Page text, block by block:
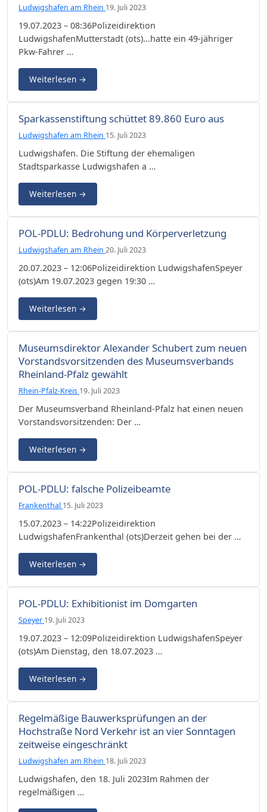
Ludwigshafen am Rhein 19. Juli 2023
19.07.2023 – 08:36Polizeidirektion
LudwigshafenMutterstadt (ots)...hatte ein 49-jähriger
Pkw-Fahrer …
Weiterlesen →
Sparkassenstiftung schüttet 89.860 Euro aus
Ludwigshafen am Rhein 15. Juli 2023
Ludwigshafen. Die Stiftung der ehemaligen
Stadtsparkasse Ludwigshafen a …
Weiterlesen →
POL-PDLU: Bedrohung und Körperverletzung
Ludwigshafen am Rhein 20. Juli 2023
20.07.2023 – 12:06Polizeidirektion LudwigshafenSpeyer
(ots)Am 19.07.2023 gegen 19:30 …
Weiterlesen →
Museumsdirektor Alexander Schubert zum neuen
Vorstandsvorsitzenden des Museumsverbands
Rheinland-Pfalz gewählt
Rhein-Pfalz-Kreis 19. Juli 2023
Der Museumsverband Rheinland-Pfalz hat einen neuen
Vorstandsvorsitzenden: Der …
Weiterlesen →
POL-PDLU: falsche Polizeibeamte
Frankenthal 15. Juli 2023
15.07.2023 – 14:22Polizeidirektion
LudwigshafenFrankenthal (ots)Derzeit gehen bei der …
Weiterlesen →
POL-PDLU: Exhibitionist im Domgarten
Speyer 19. Juli 2023
19.07.2023 – 12:09Polizeidirektion LudwigshafenSpeyer
(ots)Am Dienstag, den 18.07.2023 …
Weiterlesen →
Regelmäßige Bauwerksprüfungen an der
Hochstraße Nord Verkehr ist an vier Sonntagen
zeitweise eingeschränkt
Ludwigshafen am Rhein 18. Juli 2023
Ludwigshafen, den 18. Juli 2023Im Rahmen der
regelmäßigen …